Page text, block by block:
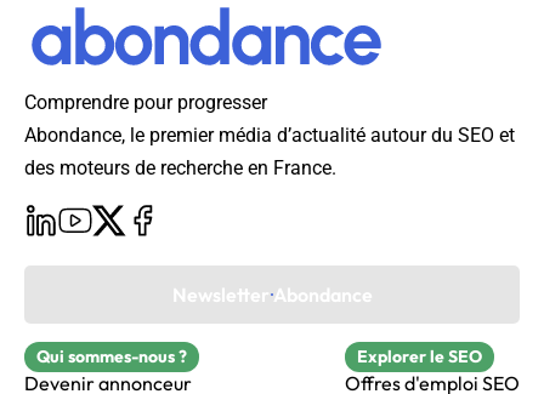
Comprendre pour progresser
Abondance, le premier média d’actualité autour du SEO et
des moteurs de recherche en France.
Newsletter Abondance
Qui sommes-nous ?
Devenir annonceur
Explorer le SEO
Offres d'emploi SEO